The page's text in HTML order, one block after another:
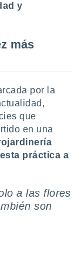
y
más
por la
que
en una
práctica a
a las flores
son